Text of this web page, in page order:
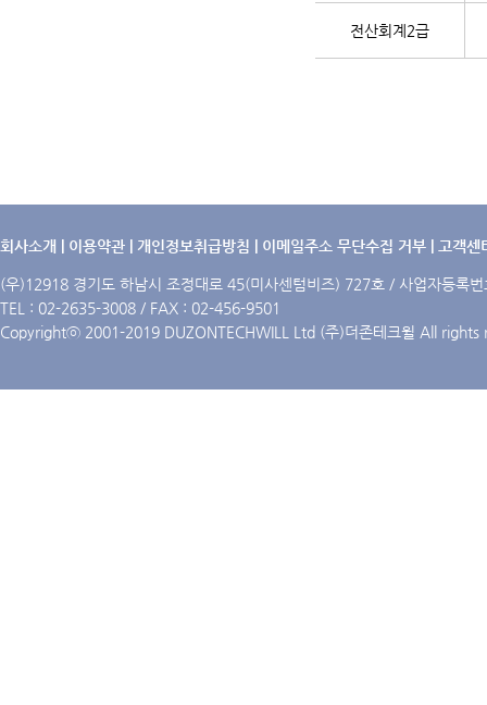
전산회계2급
회사소개 이용약관 개인정보취급방침 이메일주소 무단수집 거부 고객센
(우)12918 경기도 하남시 조정대로 45(미사센텀비즈) 727호 / 사업자등록
TEL : 02-2635-3008 / FAX : 02-456-9501
Copyrightⓒ 2001-2019 DUZONTECHWILL Ltd (주)더존테크윌 All rights